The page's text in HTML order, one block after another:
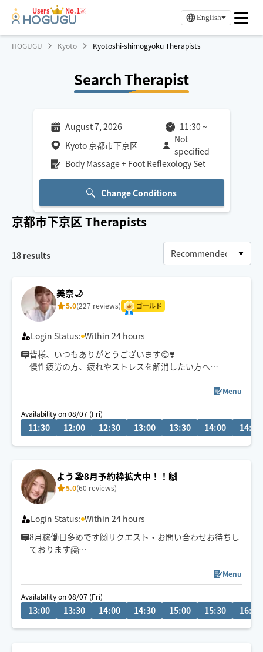
Users No.1※
English
HOGUGU Kyoto Kyotoshi-shimogyoku Therapists
Search Therapist
August 7, 2026 11:30 ~
Kyoto 京都市下京区
Not
specified
Body Massage + Foot Reflexology Set
Change Conditions
京都市下京区Therapists
18 results
美奈🌙
5.0(227 reviews) ゴールド
Login Status: Within 24 hours
皆様、いつもありがとうございます😊❣️
慢性疲労の方、疲れやストレスを解消したい方へ🤲
1番のおすすめはタイ式です🇹🇭✨
【8月の営業日時】
・7日、8日…9〜21時
Menu
Availability on 08/07 (Fri)
11:30 12:00 12:30 13:00 13:30 14:00 14:30
よう🏖️8月予約枠拡大中！！🙌
5.0(60 reviews)
Login Status: Within 24 hours
8月稼働日多めです🙌リクエスト・お問い合わせお待ちし
ております🤗
お仕事や日々のお疲れがふっと和らぐ施術💆‍♂️心も身体も
暖まる時間を過ごせますように🕊️
＼おすすめ／
Menu
Availability on 08/07 (Fri)
13:00 13:30 14:00 14:30 15:00 15:30 16:00